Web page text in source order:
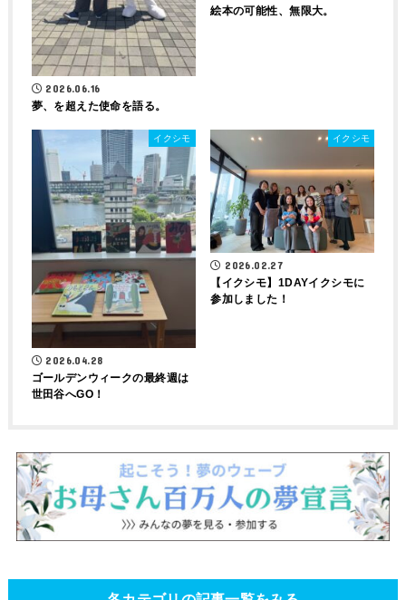
2026.06.16
夢、を超えた使命を語る。
絵本の可能性、無限大。
イクシモ
2026.04.28
ゴールデンウィークの最終週は
世田谷へGO！
イクシモ
2026.02.27
【イクシモ】1DAYイクシモに
参加しました！